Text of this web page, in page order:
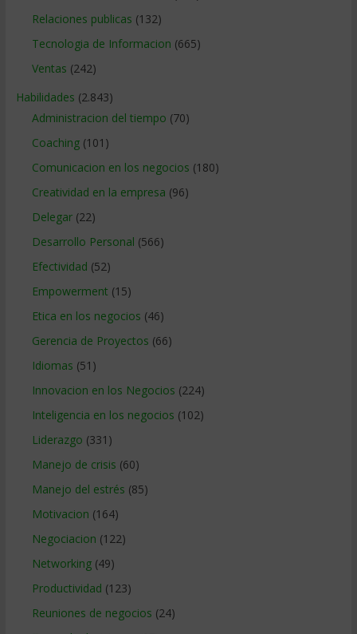
Relaciones publicas (132)
Tecnologia de Informacion (665)
Ventas (242)
Habilidades (2.843)
Administracion del tiempo (70)
Coaching(101)
Comunicacion en los negocios (180)
Creatividad en la empresa (96)
Delegar(22)
Desarrollo Personal (566)
Efectividad (52)
Empowerment (15)
Etica en los negocios (46)
Gerencia de Proyectos (66)
Idiomas (51)
Innovacion en los Negocios (224)
Inteligencia en los negocios (102)
Liderazgo (331)
Manejo de crisis (60)
Manejo del estrés (85)
Motivacion (164)
Negociacion (122)
Networking(49)
Productividad (123)
Reuniones de negocios (24)